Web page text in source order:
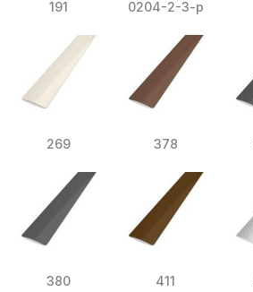
191 0204-2-3-p
269 378
380 411